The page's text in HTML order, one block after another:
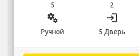
5 2
miscellaneous_services
Ручной
login
5 Дверь